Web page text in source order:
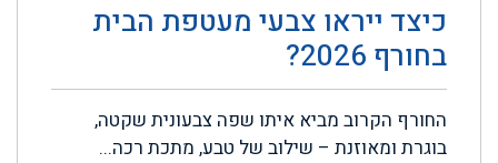
כיצד ייראו צבעי מעטפת הבית
בחורף 2026?
החורף הקרוב מביא איתו שפה צבעונית שקטה,
בוגרת ומאוזנת – שילוב של טבע, מתכת רכה...